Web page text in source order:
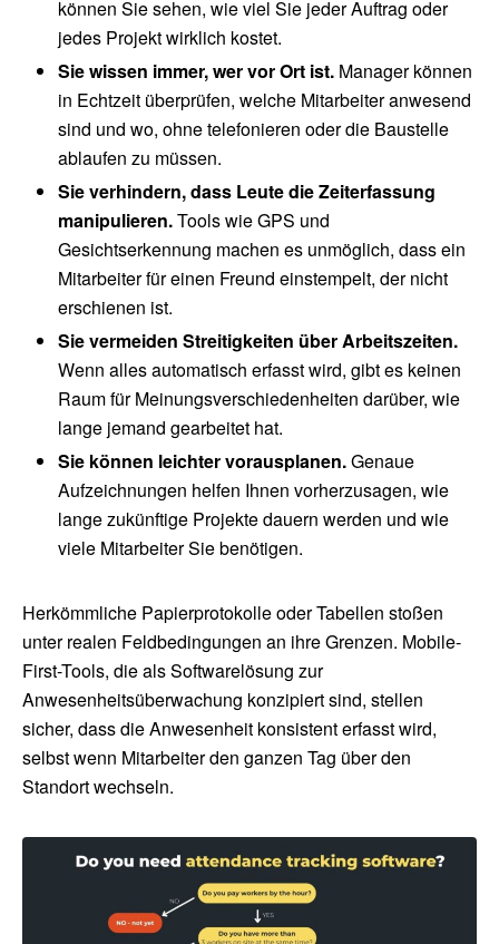
können Sie sehen, wie viel Sie jeder Auftrag oder
jedes Projekt wirklich kostet.
Sie wissen immer, wer vor Ort ist. Manager können
in Echtzeit überprüfen, welche Mitarbeiter anwesend
sind und wo, ohne telefonieren oder die Baustelle
ablaufen zu müssen.
Sie verhindern, dass Leute die Zeiterfassung
manipulieren.Tools wie GPS und
Gesichtserkennung machen es unmöglich, dass ein
Mitarbeiter für einen Freund einstempelt, der nicht
erschienen ist.
Sie vermeiden Streitigkeiten über Arbeitszeiten.
Wenn alles automatisch erfasst wird, gibt es keinen
Raum für Meinungsverschiedenheiten darüber, wie
lange jemand gearbeitet hat.
Sie können leichter vorausplanen.Genaue
Aufzeichnungen helfen Ihnen vorherzusagen, wie
lange zukünftige Projekte dauern werden und wie
viele Mitarbeiter Sie benötigen.
Herkömmliche Papierprotokolle oder Tabellen stoßen
unter realen Feldbedingungen an ihre Grenzen. Mobile-
First-Tools, die als Softwarelösung zur
Anwesenheitsüberwachung konzipiert sind, stellen
sicher, dass die Anwesenheit konsistent erfasst wird,
selbst wenn Mitarbeiter den ganzen Tag über den
Standort wechseln.